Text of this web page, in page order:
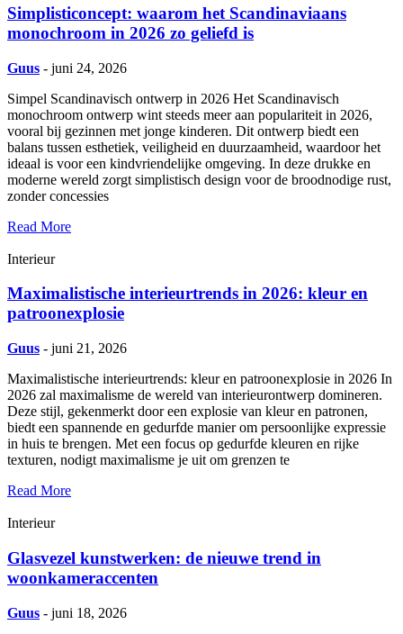
Simplisticoncept: waarom het Scandinaviaans
monochroom in 2026 zo geliefd is
Guus - juni 24, 2026
Simpel Scandinavisch ontwerp in 2026 Het Scandinavisch
monochroom ontwerp wint steeds meer aan populariteit in 2026,
vooral bij gezinnen met jonge kinderen. Dit ontwerp biedt een
balans tussen esthetiek, veiligheid en duurzaamheid, waardoor het
ideaal is voor een kindvriendelijke omgeving. In deze drukke en
moderne wereld zorgt simplistisch design voor de broodnodige rust,
zonder concessies
Read More
Interieur
Maximalistische interieurtrends in 2026: kleur en
patroonexplosie
Guus - juni 21, 2026
Maximalistische interieurtrends: kleur en patroonexplosie in 2026 In
2026 zal maximalisme de wereld van interieurontwerp domineren.
Deze stijl, gekenmerkt door een explosie van kleur en patronen,
biedt een spannende en gedurfde manier om persoonlijke expressie
in huis te brengen. Met een focus op gedurfde kleuren en rijke
texturen, nodigt maximalisme je uit om grenzen te
Read More
Interieur
Glasvezel kunstwerken: de nieuwe trend in
woonkameraccenten
Guus - juni 18, 2026